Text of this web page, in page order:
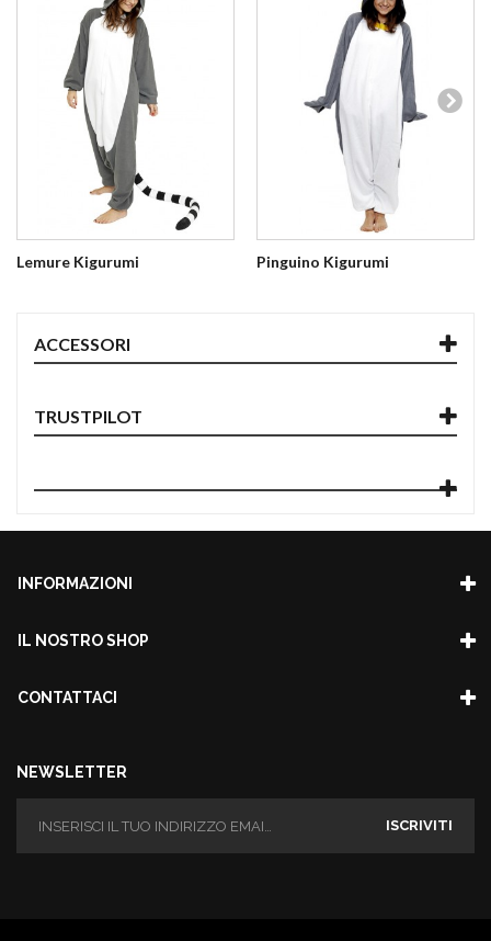
Lemure Kigurumi Pinguino Kigurumi
ACCESSORI
TRUSTPILOT
INFORMAZIONI
IL NOSTRO SHOP
CONTATTACI
NEWSLETTER
ISCRIVITI